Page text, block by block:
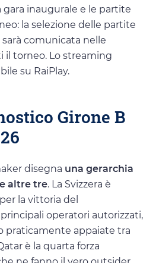
gara inaugurale e le partite
la selezione delle partite
comunicata nelle
torneo. Lo streaming
su RaiPlay.
Girone B
disegna una gerarchia
altre tre. La Svizzera è
la vittoria del
operatori autorizzati,
praticamente appaiate tra
è la quarta forza